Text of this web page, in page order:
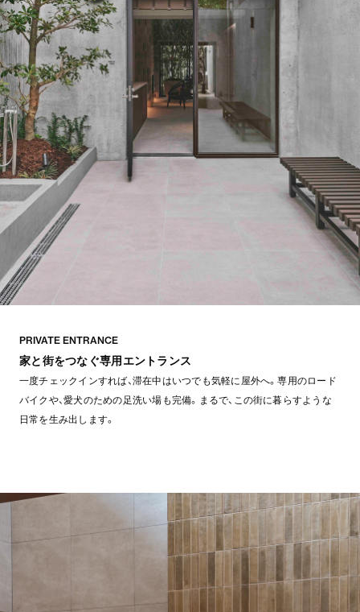
PRIVATE ENTRANCE
家と街をつなぐ専用エントランス
一度チェックインすれば、滞在中はいつでも気軽に屋外へ。専用のロード
バイクや、愛犬のための足洗い場も完備。まるで、この街に暮らすような
日常を生み出します。